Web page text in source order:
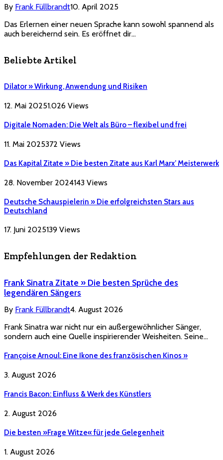
By Frank Füllbrandt10. April 2025
Das Erlernen einer neuen Sprache kann sowohl spannend als
auch bereichernd sein. Es eröffnet dir…
Beliebte Artikel
Dilator » Wirkung, Anwendung und Risiken
12. Mai 20251.026 Views
Digitale Nomaden: Die Welt als Büro – flexibel und frei
11. Mai 2025372 Views
Das Kapital Zitate » Die besten Zitate aus Karl Marx’ Meisterwerk
28. November 2024143 Views
Deutsche Schauspielerin » Die erfolgreichsten Stars aus
Deutschland
17. Juni 2025139 Views
Empfehlungen der Redaktion
Frank Sinatra Zitate » Die besten Sprüche des
legendären Sängers
By Frank Füllbrandt4. August 2026
Frank Sinatra war nicht nur ein außergewöhnlicher Sänger,
sondern auch eine Quelle inspirierender Weisheiten. Seine…
Françoise Arnoul: Eine Ikone des französischen Kinos »
3. August 2026
Francis Bacon: Einfluss & Werk des Künstlers
2. August 2026
Die besten »Frage Witze« für jede Gelegenheit
1. August 2026